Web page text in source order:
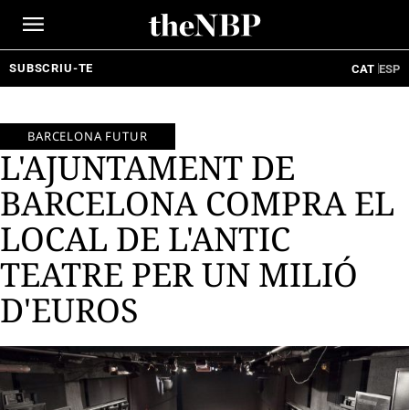
SUBSCRIU-TE CAT ESP
BARCELONA FUTUR
L'AJUNTAMENT DE
BARCELONA COMPRA EL
LOCAL DE L'ANTIC
TEATRE PER UN MILIÓ
D'EUROS